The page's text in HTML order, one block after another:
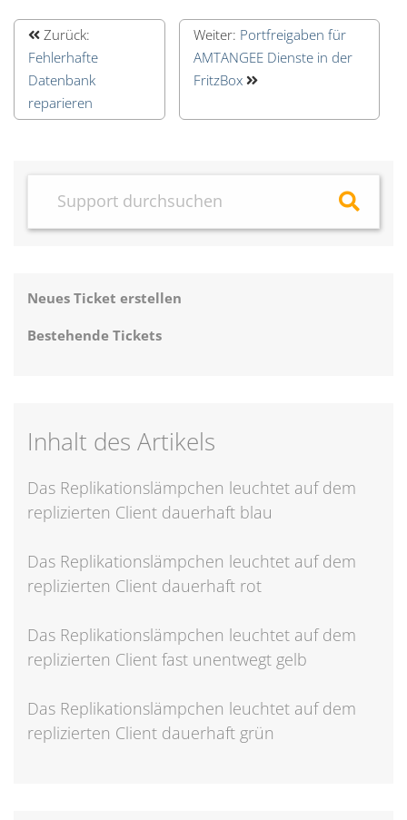
Zurück:
Fehlerhafte
Datenbank
reparieren
Weiter: Portfreigaben für
AMTANGEE Dienste in der
FritzBox
Neues Ticket erstellen
Bestehende Tickets
Inhalt des Artikels
Das Replikationslämpchen leuchtet auf dem
replizierten Client dauerhaft blau
Das Replikationslämpchen leuchtet auf dem
replizierten Client dauerhaft rot
Das Replikationslämpchen leuchtet auf dem
replizierten Client fast unentwegt gelb
Das Replikationslämpchen leuchtet auf dem
replizierten Client dauerhaft grün